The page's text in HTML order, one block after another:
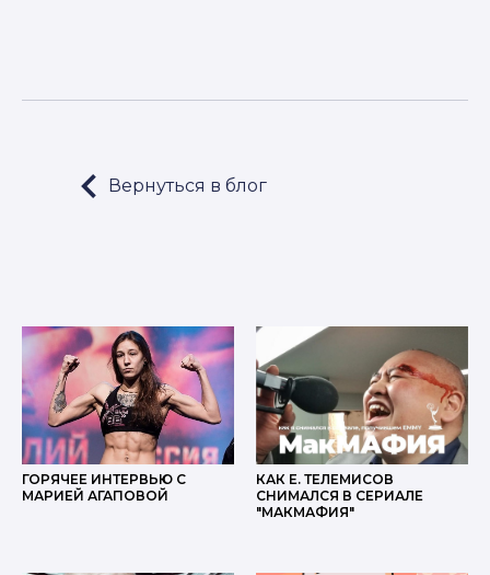
Вернуться в блог
LET'S GO!
ГОРЯЧЕЕ ИНТЕРВЬЮ С
МАРИЕЙ АГАПОВОЙ
КАК Е. ТЕЛЕМИСОВ
СНИМАЛСЯ В СЕРИАЛЕ
"МАКМАФИЯ"